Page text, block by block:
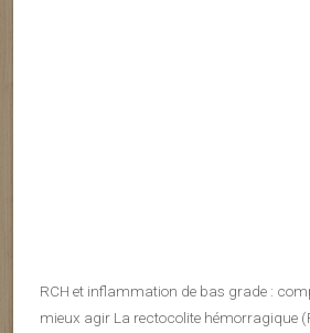
RCH et inflammation de bas grade :
mieux agir La rectocolite hémorragique